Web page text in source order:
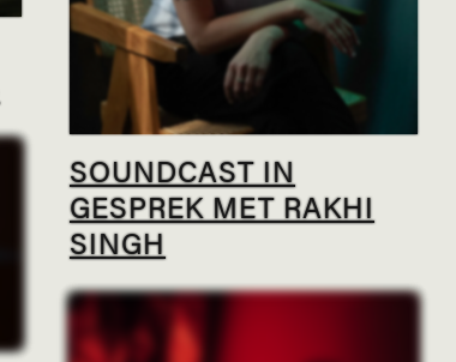
SOUNDCAST IN
GESPREK MET RAKHI
SINGH